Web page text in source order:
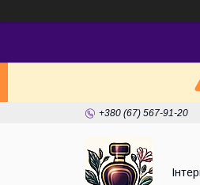
+380 (67) 567-91-20